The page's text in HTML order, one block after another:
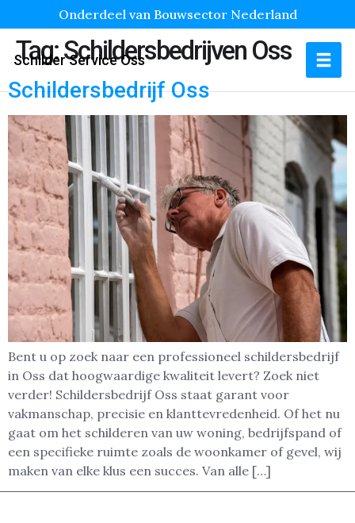
Onderdeel van Bouwsector Nederland
Schilder Service Oss
Tag:Schildersbedrijven Oss
Schildersbedrijf Oss
Bent u op zoek naar een professioneel schildersbedrijf
in Oss dat hoogwaardige kwaliteit levert? Zoek niet
verder! Schildersbedrijf Oss staat garant voor
vakmanschap, precisie en klanttevredenheid. Of het nu
gaat om het schilderen van uw woning, bedrijfspand of
een specifieke ruimte zoals de woonkamer of gevel, wij
maken van elke klus een succes. Van alle […]